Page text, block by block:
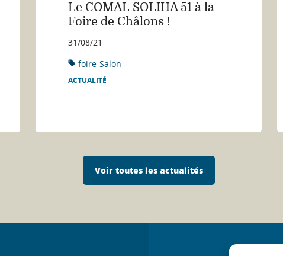
Le COMAL SOLIHA 51 à la
Foire de Châlons !
31/08/21
foire Salon
ACTUALITÉ
Voir toutes les actualités